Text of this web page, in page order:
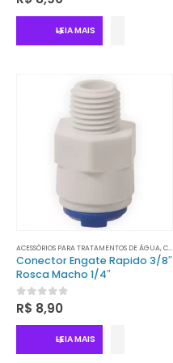
LEIA MAIS
ACESSÓRIOS PARA TRATAMENTOS DE ÁGUA,CONECTORES
Conector Engate Rapido 3/8″
Rosca Macho 1/4″
0out of 5
R$ 8,90
LEIA MAIS